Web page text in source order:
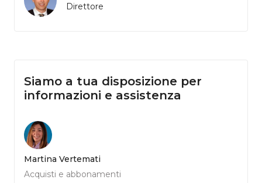
Direttore
Siamo a tua disposizione per
informazioni e assistenza
Martina Vertemati
Acquisti e abbonamenti